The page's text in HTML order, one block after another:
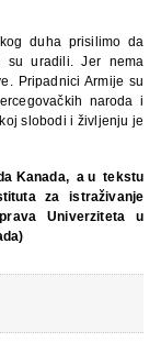
duha prisilimo da
uradili. Jer nema
Pripadnici Armije su
naroda i
slobodi i življenju je
Kanada, a u tekstu
za istraživanje
Univerziteta u